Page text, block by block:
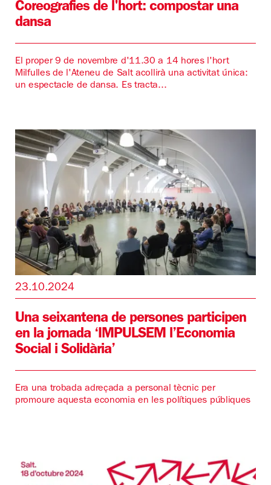
Coreografies de l'hort: compostar una
dansa
El proper 9 de novembre d'11.30 a 14 hores l'hort
Milfulles de l'Ateneu de Salt acollirà una activitat única:
un espectacle de dansa. Es tracta...
23.10.2024
Una seixantena de persones participen
en la jornada ‘IMPULSEM l’Economia
Social i Solidària’
Era una trobada adreçada a personal tècnic per
promoure aquesta economia en les polítiques públiques